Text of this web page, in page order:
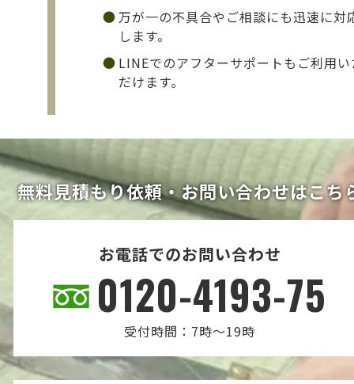
万が一の不具合やご相談にも迅速に対
します。
LINEでのアフターサポートもご利用
だけます。
無料見積もり依頼・お問い合わせはこち
お電話でのお問い合わせ
0120-4193-75
受付時間：7時～19時